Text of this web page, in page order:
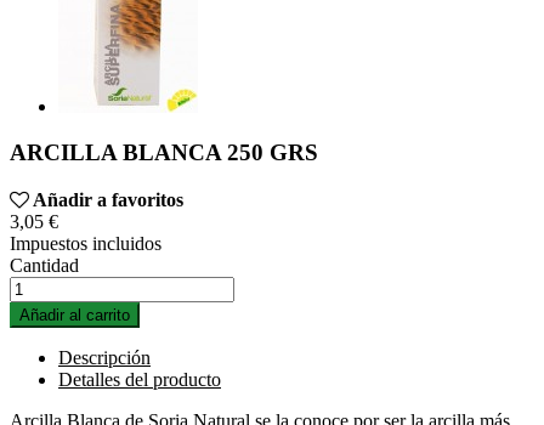
ARCILLA BLANCA 250 GRS
Añadir a favoritos
3,05 €
Impuestos incluidos
Cantidad
Añadir al carrito
Descripción
Detalles del producto